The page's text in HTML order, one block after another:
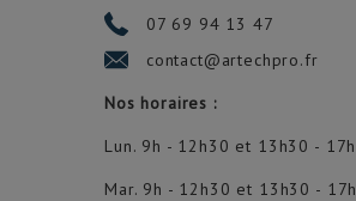
07 69 94 13 47
contact@artechpro.fr
Nos horaires :
Lun. 9h - 12h30 et 13h30 - 17h
Mar. 9h - 12h30 et 13h30 - 17h